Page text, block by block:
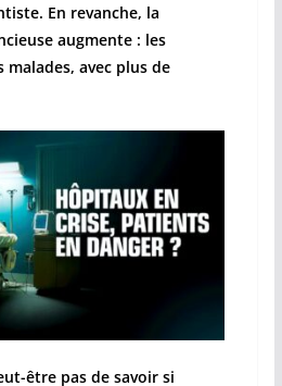
En revanche, la
augmente : les
avec plus de
être pas de savoir si